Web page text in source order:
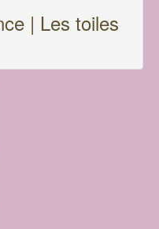
| Les toiles